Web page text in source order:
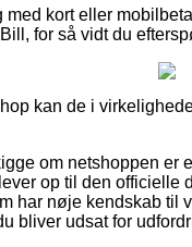
kort eller
for så vidt du
kan de i
om netshoppen
op til den officielle
har nøje kendskab til
bliver udsat for